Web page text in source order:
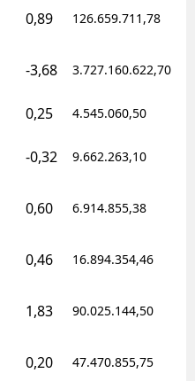
0,89 126.659.711,78
-3,68 3.727.160.622,70
0,25 4.545.060,50
-0,32 9.662.263,10
0,60 6.914.855,38
0,46 16.894.354,46
1,83 90.025.144,50
0,20 47.470.855,75